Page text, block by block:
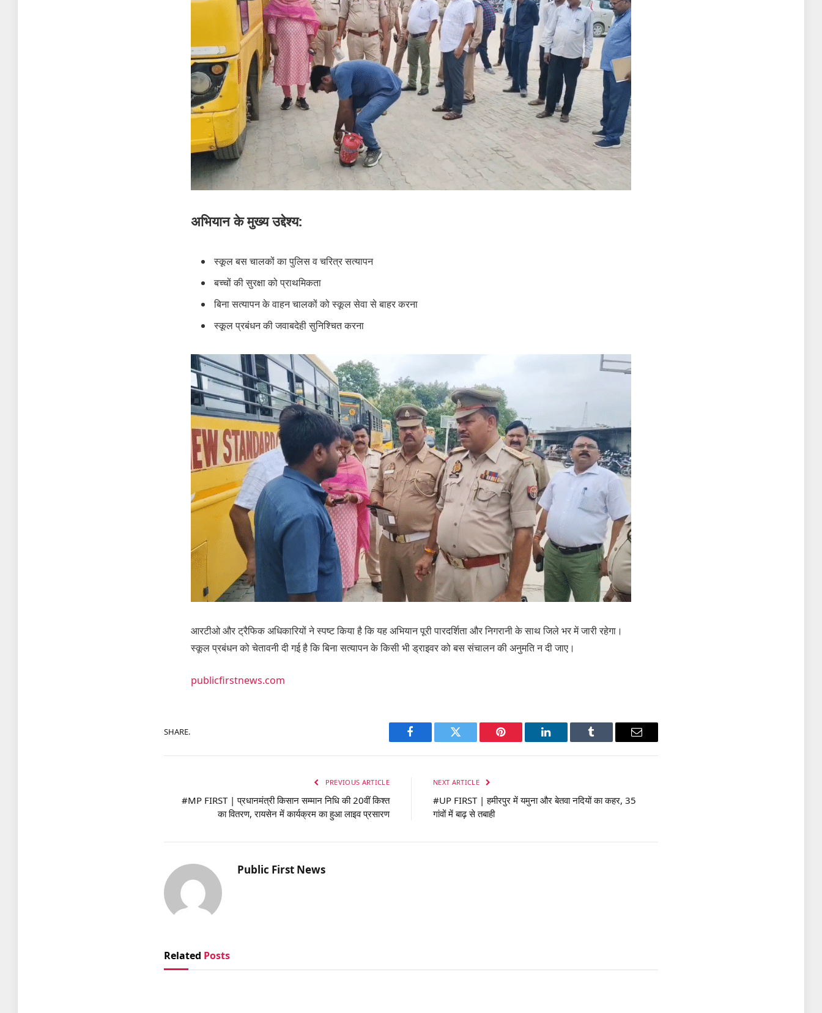
अभियान के मुख्य उद्देश्य:
स्कूल बस चालकों का पुलिस व चरित्र सत्यापन
बच्चों की सुरक्षा को प्राथमिकता
बिना सत्यापन के वाहन चालकों को स्कूल सेवा से बाहर करना
स्कूल प्रबंधन की जवाबदेही सुनिश्चित करना
आरटीओ और ट्रैफिक अधिकारियों ने स्पष्ट किया है कि यह अभियान पूरी पारदर्शिता और निगरानी के साथ जिले भर में जारी रहेगा।
स्कूल प्रबंधन को चेतावनी दी गई है कि बिना सत्यापन के किसी भी ड्राइवर को बस संचालन की अनुमति न दी जाए।
publicfirstnews.com
SHARE.
Facebook Twitter Pinterest LinkedIn Tumblr Email
PREVIOUS ARTICLE
#MP FIRST | प्रधानमंत्री किसान सम्मान निधि की 20वीं किश्त
का वितरण, रायसेन में कार्यक्रम का हुआ लाइव प्रसारण
NEXT ARTICLE
#UP FIRST | हमीरपुर में यमुना और बेतवा नदियों का कहर, 35
गांवों में बाढ़ से तबाही
Public First News
Related Posts